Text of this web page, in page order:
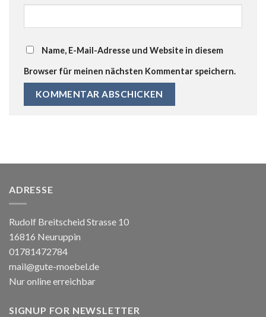
Name, E-Mail-Adresse und Website in diesem
Browser für meinen nächsten Kommentar speichern.
ADRESSE
Rudolf Breitscheid Strasse 10
16816 Neuruppin
01781472784
mail@gute-moebel.de
Nur online erreichbar
SIGNUP FOR NEWSLETTER